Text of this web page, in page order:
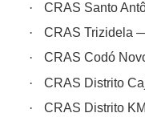
·
CRAS Santo
·
CRAS Trizidela
·
CRAS Codó
·
CRAS Distrito
·
CRAS Distrito